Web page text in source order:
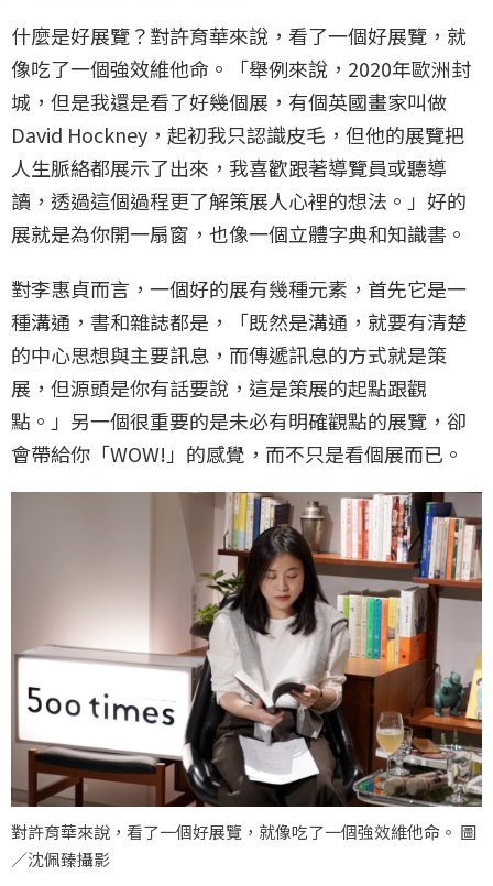
什麼是好展覽？對許育華來說，看了一個好展覽，就
像吃了一個強效維他命。「舉例來說，2020年歐洲封
城，但是我還是看了好幾個展，有個英國畫家叫做
David Hockney，起初我只認識皮毛，但他的展覽把
人生脈絡都展示了出來，我喜歡跟著導覽員或聽導
讀，透過這個過程更了解策展人心裡的想法。」好的
展就是為你開一扇窗，也像一個立體字典和知識書。
對李惠貞而言，一個好的展有幾種元素，首先它是一
種溝通，書和雜誌都是，「既然是溝通，就要有清楚
的中心思想與主要訊息，而傳遞訊息的方式就是策
展，但源頭是你有話要說，這是策展的起點跟觀
點。」另一個很重要的是未必有明確觀點的展覽，卻
會帶給你「WOW!」的感覺，而不只是看個展而已。
對許育華來說，看了一個好展覽，就像吃了一個強效維他命。 圖
／沈佩臻攝影